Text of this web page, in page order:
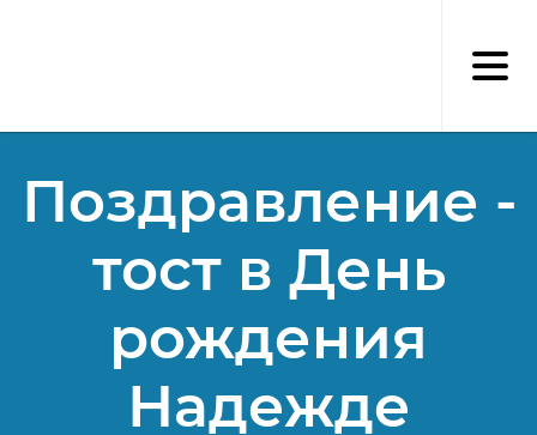
Поздравление -
тост в День
рождения
Надежде